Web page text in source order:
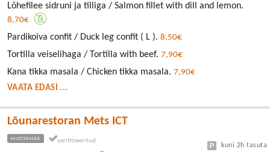
Lõhefilee sidruni ja tilliga / Salmon fillet with dill and lemon.
8,70€
Pardikoiva confit / Duck leg confit ( L ). 8,50€
Tortilla veiselihaga / Tortilla with beef. 7,90€
Kana tikka masala / Chicken tikka masala. 7,90€
VAATA EDASI ...
Lõunarestoran Mets ICT
MUSTAMÄE
kuni 2h tasuta